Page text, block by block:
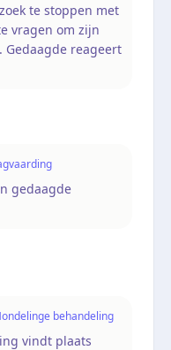
te stoppen met
vragen om zijn
reageert
gedaagde
behandeling
vindt plaats